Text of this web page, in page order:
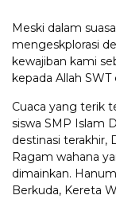
Meski dalam
mengeskplorasi
kewajiban kami
kepada Allah
Cuaca yang terik
siswa SMP Islam
destinasi terakhir,
Ragam wahana
dimainkan.
Berkuda, Kereta